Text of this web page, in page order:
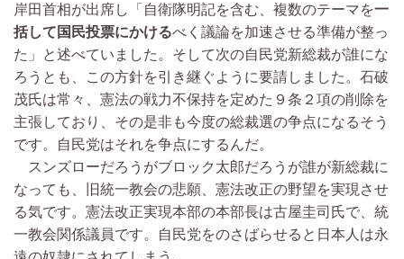
岸田首相が出席し「自衛隊明記を含む、複数のテーマを一
括して国民投票にかけるべく議論を加速させる準備が整っ
た」と述べていました。そして次の自民党新総裁が誰にな
ろうとも、この方針を引き継ぐように要請しました。石破
茂氏は常々、憲法の戦力不保持を定めた９条２項の削除を
主張しており、その是非も今度の総裁選の争点になるそう
です。自民党はそれを争点にするんだ。
スンズローだろうがブロック太郎だろうが誰が新総裁に
なっても、旧統一教会の悲願、憲法改正の野望を実現させ
る気です。憲法改正実現本部の本部長は古屋圭司氏で、統
一教会関係議員です。自民党をのさばらせると日本人は永